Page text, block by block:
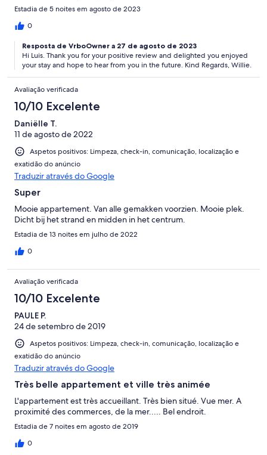
Estadia de 5 noites em agosto de 2023
0
Resposta de VrboOwner a 27 de agosto de 2023
Hi Luis. Thank you for your positive review and delighted you enjoyed
your stay and hope to hear from you in the future. Kind Regards, Willie.
Avaliação verificada
10/10 Excelente
Daniëlle T.
11 de agosto de 2022
Aspetos positivos: Limpeza, check-in, comunicação, localização e
exatidão do anúncio
Traduzir através do Google
Super
Mooie appartement. Van alle gemakken voorzien. Mooie plek.
Dicht bij het strand en midden in het centrum.
Estadia de 13 noites em julho de 2022
0
Avaliação verificada
10/10 Excelente
PAULE P.
24 de setembro de 2019
Aspetos positivos: Limpeza, check-in, comunicação, localização e
exatidão do anúncio
Traduzir através do Google
Très belle appartement et ville très animée
L'appartement est très accueillant. Très bien situé. Vue mer. A
proximité des commerces, de la mer..... Bel endroit.
Estadia de 7 noites em agosto de 2019
0